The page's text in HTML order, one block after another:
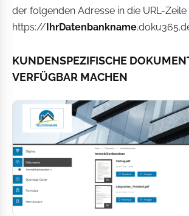
der folgenden Adresse in die URL-
https://IhrDatenbankname
KUNDENSPEZIFISCHE
VERFÜGBAR MACHEN